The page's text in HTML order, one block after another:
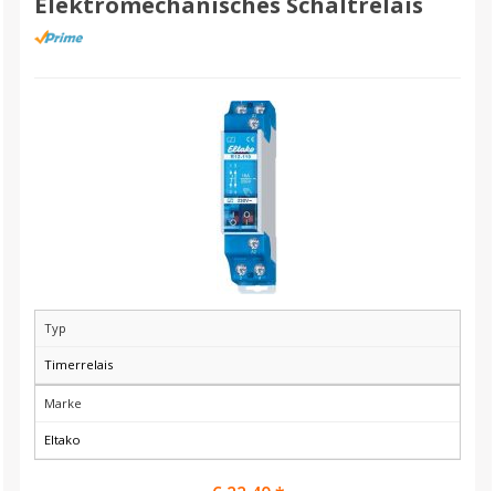
Typ
Timerrelais
Marke
Eltako